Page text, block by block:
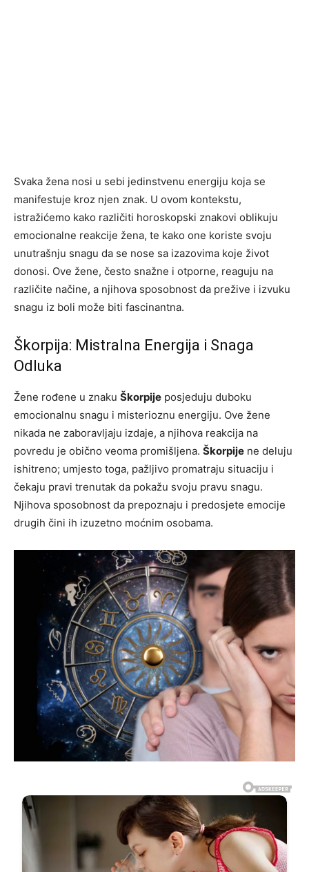
Svaka žena nosi u sebi jedinstvenu energiju koja se
manifestuje kroz njen znak. U ovom kontekstu,
istražićemo kako različiti horoskopski znakovi oblikuju
emocionalne reakcije žena, te kako one koriste svoju
unutrašnju snagu da se nose sa izazovima koje život
donosi. Ove žene, često snažne i otporne, reaguju na
različite načine, a njihova sposobnost da prežive i izvuku
snagu iz boli može biti fascinantna.
Škorpija: Mistralna Energija i Snaga
Odluka
Žene rođene u znaku Škorpije posjeduju duboku
emocionalnu snagu i misterioznu energiju. Ove žene
nikada ne zaboravljaju izdaje, a njihova reakcija na
povredu je obično veoma promišljena. Škorpije ne deluju
ishitreno; umjesto toga, pažljivo promatraju situaciju i
čekaju pravi trenutak da pokažu svoju pravu snagu.
Njihova sposobnost da prepoznaju i predosjete emocije
drugih čini ih izuzetno moćnim osobama.